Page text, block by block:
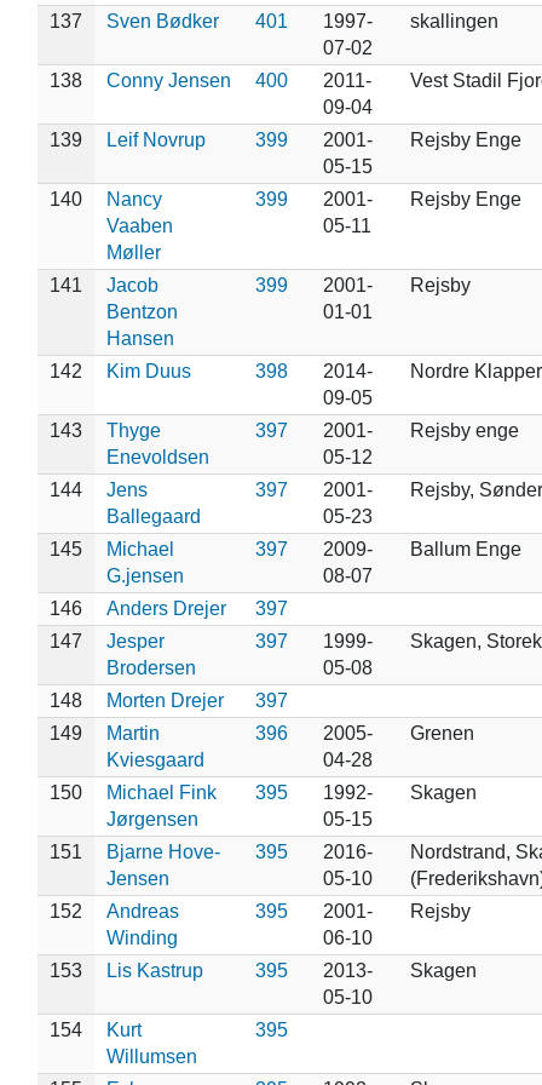
137 Sven Bødker 401
1997-
07-02
skallingen
138 Conny Jensen 400
2011-
09-04
Vest Stadil
139 Leif Novrup 399
2001-
05-15
Rejsby Enge
140
Nancy
Vaaben
Møller
399
2001-
05-11
Rejsby Enge
141
Jacob
Bentzon
Hansen
399
2001-
01-01
Rejsby
142 Kim Duus 398
2014-
09-05
Nordre
143
Thyge
Enevoldsen
397
2001-
05-12
Rejsby enge
144
Jens
Ballegaard
397
2001-
05-23
Rejsby,
145
Michael
G.jensen
397
2009-
08-07
Ballum Enge
146 Anders Drejer
397
147
Jesper
Brodersen
397
1999-
05-08
Skagen,
148 Morten Drejer
397
149
Martin
Kviesgaard
396
2005-
04-28
Grenen
150
Michael Fink
Jørgensen
395
1992-
05-15
Skagen
151
Bjarne Hove-
Jensen
395
2016-
05-10
Nordstrand,
152
Andreas
Winding
395
2001-
06-10
Rejsby
153 Lis Kastrup 395
2013-
05-10
Skagen
154
Kurt
Willumsen
395